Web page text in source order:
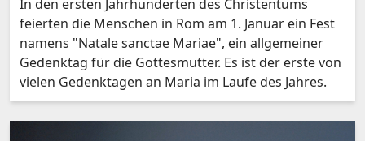
In den ersten Jahrhunderten des Christentums
feierten die Menschen in Rom am 1. Januar ein Fest
namens "Natale sanctae Mariae", ein allgemeiner
Gedenktag für die Gottesmutter. Es ist der erste von
vielen Gedenktagen an Maria im Laufe des Jahres.